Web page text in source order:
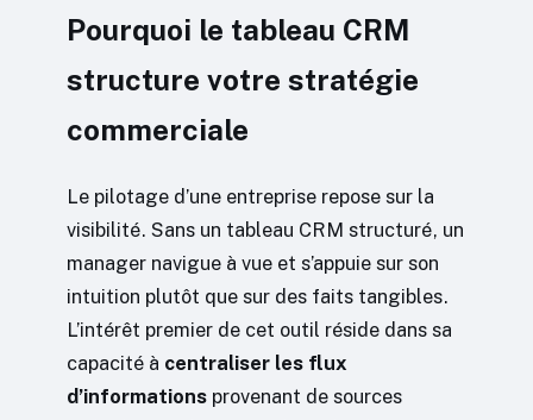
Pourquoi le tableau CRM
structure votre stratégie
commerciale
Le pilotage d’une entreprise repose sur la
visibilité. Sans un tableau CRM structuré, un
manager navigue à vue et s’appuie sur son
intuition plutôt que sur des faits tangibles.
L’intérêt premier de cet outil réside dans sa
capacité à centraliser les flux
d’informations provenant de sources